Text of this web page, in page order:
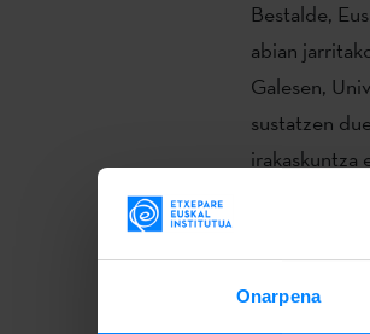
Onarpena
Bestalde,
abian
Galesen,
sustatzen
irakaskuntza
Gasteizen